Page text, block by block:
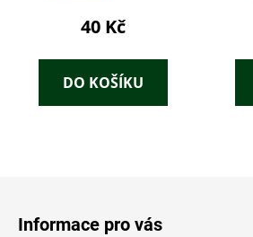
40 Kč
DO KOŠÍKU
Informace pro vás